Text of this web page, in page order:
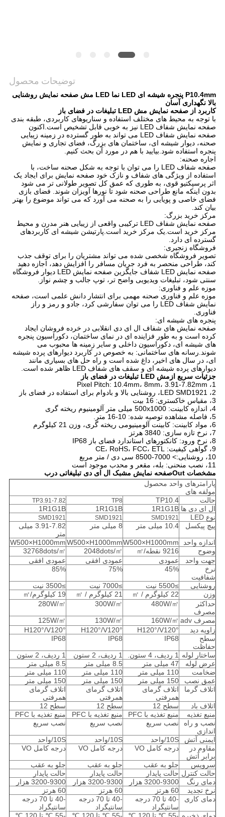
توضیحات محصول
P10.4mm پنجره شیشه ای LED نما LED مش صفحه نمایش روشنایی
بالا نگهداری آسان
کاربرد از صفحه نمایش مش LED تبلیغات در فضای باز
با توجه به محیط های مختلف استفاده و سناریوهای کاربردی، طبقه بندی
صفحه نمایش شفاف LED نیز به خوبی قابل تشخیص است.اکنون
صفحه نمایش شفاف LED می تواند به طور گسترده در زمینه زیبایی
صحنه، دیوار شیشه ای، ساختمان های بزرگ، فضای تجاری و نمایش
پنجره استفاده شود.بیایید با هم در مورد آن بحث کنیم.
اجاره صحنه:
صفحه شفاف LED را می توان با توجه به شکل صحنه ساخت، با
استفاده از ویژگی های شفاف و نازک خود صفحه نمایش برای ایجاد یک
اثر پرسپکتیو قوی، به طوری که عمق کل تصویر طولانی تر می شود
بدون اینکه مانع طراحی صحنه شود تا نورها آویزان شوند. فضای بازی
فضای خاصی و پویایی را به صحنه می آورد که می تواند موضوع را بهتر
بیان کند.
مرکز خرید بزرگ:
صفحه نمایش شفاف LED ترکیبی واقعی از زیبایی هنر مدرن و محیط
مرکز خرید است.یک مرکز خرید است.پارتیشن شیشه ای کاربردهای
گسترده ای دارد.
فروشگاه زنجیری:
تصویر فروشگاه شخصی شده می تواند مشتریان را برای توقف جذب
کند، طراحی منحصر به فرد جریان مسافر را افزایش دهد، اجازه دهید
صفحه نمایش LED شفاف جایگزین صفحه نمایش LED دیوار فروشگاه
سنتی شود، تبلیغات ویدیویی واضح تر، توپ جالب و چشم نواز.
موزه علم و فناوری:
موزه علم و فناوری صحنه مهمی برای انتشار دانش علمی است، صفحه
نمایش شفاف LED را می توان سفارشی کرد، جادو و رمز و راز
فناوری.
پنجره های شیشه ای:
صفحه نمایش های شفاف ال ای دی انقلابی در خرده فروشان ایجاد
کرده است و به طور فزاینده ای در نمای ساختمان، دکوراسیون پنجره
های شیشه ای، دکوراسیون داخلی و سایر زمینه ها محبوب می
شوند.رسانه های ساختمانی: به خصوص در کاربرد دیوارهای پرده شیشه
ای، در سال های اخیر، داغ شده است و راه حل های بسیاری مانند
دیوارهای پرده شیشه ای و سقف های شفاف LED ظاهر شده است.
جزئیات سریع از مش LED تبلیغات در فضای باز
1، Pixel Pitch: 10.4mm، 8mm، 3.91-7.82mm
2، LED SMD1921، روشنایی بالا و بادوام برای استفاده در فضای باز
3، مقیاس خاکستری: 16 بیت
4، اندازه کابینت: 500x1000 میلی متر آلومینیوم ریخته گری
5، فاصله مشاهده توصیه شده: 10-16 متر.
6، مواد کابینت: کابینت آلومینیومی ریخته گری، وزن 21 کیلوگرم
7، نرخ تازه سازی: 3840 هرتز
8، نرخ ورود: کانکتورهای استاندارد فضای باز IP68
9، گواهی کیفیت: CE، RoHS، FCC، ETL
10، روشنایی:> 7000-8500 سی دی / متر مربع
11، نصب منحنی: بله، مقعر و محدب موجود است
مشخصات Out
صفحه نمایش مشبک ال ای دی تبلیغاتی درب
پارامترهای واحد محصول
مولفه های
حالت
TP10.4
TP8
TP3.91-7.82
ال ای دی ها 1R1G1B
1R1G1B
1R1G1B
نوع LED
SMD1921
SMD1921
SMD1921
پیچ پیکسل 10.4 میلی متر 8 میلی متر
3.91-7.82 میلی
متر
اندازه واحد
W500×H1000mm
W500×H1000mm
W500×H1000mm
وضوح
9216 نقطه/㎡ 2048dots/㎡
32768dots/㎡
جهت واحد
عمودی عمودی افقی
عمودی افقی
نرخ
شفافیت
45%
75%
85%
روشنایی ≥5500 نیت ≥7000 نیت
≥3500 نیت
وزن
22 کیلوگرم / ㎡ 21 کیلوگرم / ㎡
19 کیلوگرم/㎡
حداکثر
مصرف
480W/㎡
300W/㎡
280W/㎡
مصرف adv 160W/㎡
130W/㎡
125W/㎡
زاویه دید
H120°/V120°
H120°/V120°
H120°/V120°
سطح
حفاظت
IP68
IP68
IP68
ساختار لوله 1 ردیف، 4 ستون. 1 ردیف، 2 ستون
1 ردیف، 2 ستون
عرض لوله
47 میلی متر 8.5 میلی متر
8.5 میلی متر
ضخامت
110 میلی متر 110 میلی متر
110 میلی متر
عمق نصب
150 میلی متر 150 میلی متر
150 میلی متر
اتلاف گرما
اتلاف گرمای
همرفتی
اتلاف گرمای
همرفتی
اتلاف گرمای
همرفتی
اتلاف باد
سطح 12 سطح 12
سطح 12
منبع تغذیه
منبع تغذیه با PFC منبع تغذیه با PFC
منبع تغذیه با PFC
نصب و راه
اندازی
نصب سریع نصب سریع نصب سریع
ایمنی آتش 10S/واحد 10S/واحد
10S/واحد
مقاوم در
برابر آتش
درجه کامل VO درجه کامل VO درجه کامل VO
سرویس جلو به عقب جلو به عقب
جلو به عقب
حالت کنترل حالت پایدار حالت پایدار
حالت پایدار
دمای رنگ
3200-9300 هزار 3200-9300 هزار
3200-9300 هزار
نرخ تجدید
60 هرتز 60 هرتز
60 هرتز
دمای کاری
-40 تا 70 درجه
سانتیگراد
-40 تا 70 درجه
سانتیگراد
-40 تا 70 درجه
سانتیگراد